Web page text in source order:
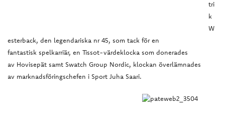
tri
k
W
esterback, den legendariska nr 45, som tack för en
fantastisk spelkarriär, en Tissot-värdeklocka som donerades
av Hovisepät samt Swatch Group Nordic, klockan överlämnades
av marknadsföringschefen i Sport Juha Saari.